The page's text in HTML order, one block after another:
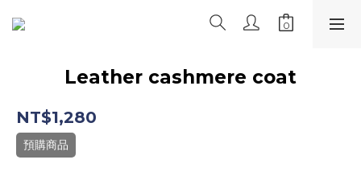
Leather cashmere coat
NT$1,280
預購商品